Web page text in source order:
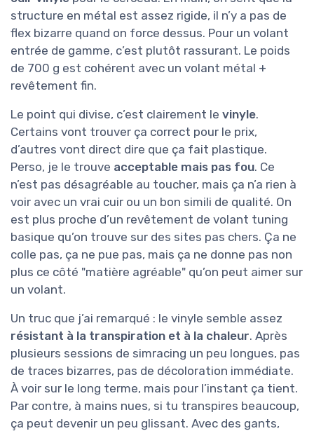
structure en métal est assez rigide, il n’y a pas de
flex bizarre quand on force dessus. Pour un volant
entrée de gamme, c’est plutôt rassurant. Le poids
de 700 g est cohérent avec un volant métal +
revêtement fin.
Le point qui divise, c’est clairement le vinyle.
Certains vont trouver ça correct pour le prix,
d’autres vont direct dire que ça fait plastique.
Perso, je le trouve acceptable mais pas fou. Ce
n’est pas désagréable au toucher, mais ça n’a rien à
voir avec un vrai cuir ou un bon simili de qualité. On
est plus proche d’un revêtement de volant tuning
basique qu’on trouve sur des sites pas chers. Ça ne
colle pas, ça ne pue pas, mais ça ne donne pas non
plus ce côté "matière agréable" qu’on peut aimer sur
un volant.
Un truc que j’ai remarqué : le vinyle semble assez
résistant à la transpiration et à la chaleur. Après
plusieurs sessions de simracing un peu longues, pas
de traces bizarres, pas de décoloration immédiate.
À voir sur le long terme, mais pour l’instant ça tient.
Par contre, à mains nues, si tu transpires beaucoup,
ça peut devenir un peu glissant. Avec des gants,